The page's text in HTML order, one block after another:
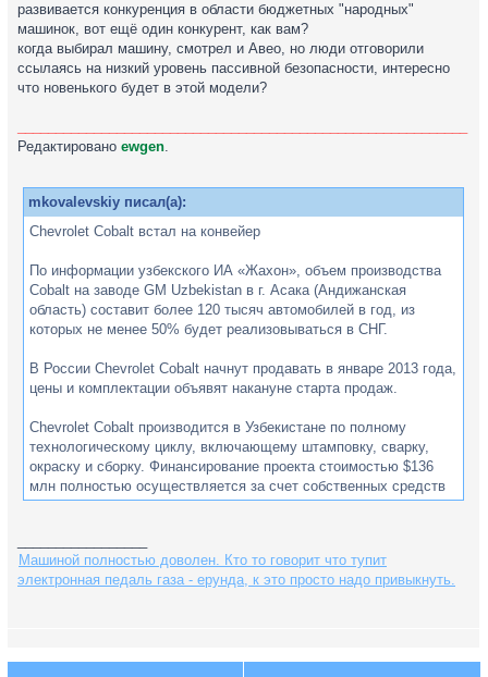
развивается конкуренция в области бюджетных "народных"
машинок, вот ещё один конкурент, как вам?
когда выбирал машину, смотрел и Авео, но люди отговорили
ссылаясь на низкий уровень пассивной безопасности, интересно
что новенького будет в этой модели?
Редактировано ewgen.
mkovalevskiy писал(а):
Chevrolet Cobalt встал на конвейер
По информации узбекского ИА «Жахон», объем производства
Cobalt на заводе GM Uzbekistan в г. Асака (Андижанская
область) составит более 120 тысяч автомобилей в год, из
которых не менее 50% будет реализовываться в СНГ.
В России Chevrolet Cobalt начнут продавать в январе 2013 года,
цены и комплектации объявят накануне старта продаж.
Chevrolet Cobalt производится в Узбекистане по полному
технологическому циклу, включающему штамповку, сварку,
окраску и сборку. Финансирование проекта стоимостью $136
млн полностью осуществляется за счет собственных средств
АК «Узавтопром».
Согласно данным, которые приводит издание UzDaily.uz, в
поставках комплектующих для Cobalt с первого дня
производства будут задействованы 15 существующих и три
Powertrain Uzbekistan.
Машиной полностью доволен. Кто то говорит что тупит
электронная педаль газа - ерунда, к это просто надо привыкнуть.